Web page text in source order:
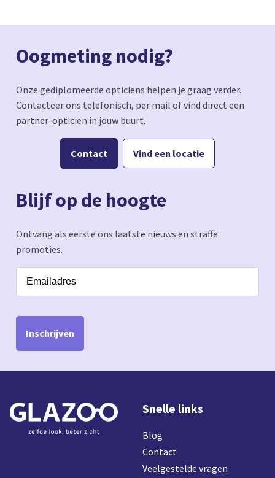
Oogmeting nodig?
Onze gediplomeerde opticiens helpen je graag verder.
Contacteer ons telefonisch, per mail of vind direct een
partner-opticien in jouw buurt.
Contact Vind een locatie
Blijf op de hoogte
Ontvang als eerste ons laatste nieuws en straffe
promoties.
Inschrijven
Snelle links
Blog
Contact
Veelgestelde vragen